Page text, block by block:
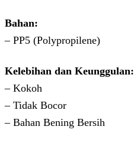
Bahan:
– PP5 (Polypropilene)
Kelebihan dan Keunggulan:
– Kokoh
– Tidak Bocor
– Bahan Bening Bersih